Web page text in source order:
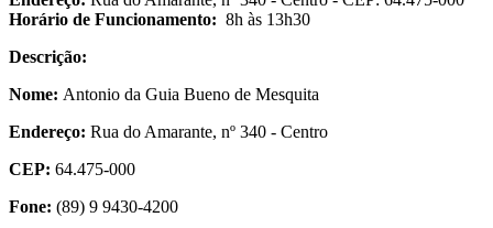
Horário de Funcionamento: 8h às 13h30
Descrição:
Nome: Antonio da Guia Bueno de Mesquita
Endereço: Rua do Amarante, nº 340 - Centro
CEP: 64.475-000
Fone: (89) 9 9430-4200